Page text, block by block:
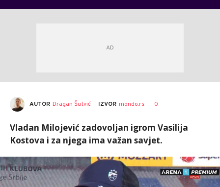
AUTOR Dragan Šutvić IZVOR mondo.rs 0
Vladan Milojević zadovoljan igrom Vasilija
Kostova i za njega ima važan savjet.